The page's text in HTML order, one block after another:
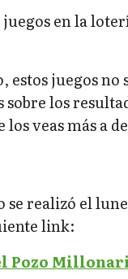
en la
juegos no
sobre los
veas más a
realizó el
link:
Pozo